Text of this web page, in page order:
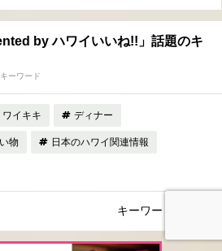
by ハワイいいね!!」話題のキ
ーワード
ワイキキ ディナー
物 日本のハワイ関連情報
キーワード一覧